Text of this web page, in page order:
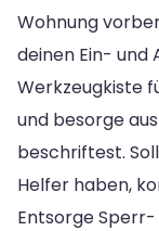
Wohnung
deinen Ein- und
Werkzeugkiste
und besorge
beschriftest.
Helfer haben,
Entsorge